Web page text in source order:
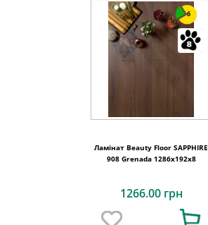
6
Ламінат Beauty Floor SAPPHIRE
908 Grenada 1286x192x8
1266.00 грн